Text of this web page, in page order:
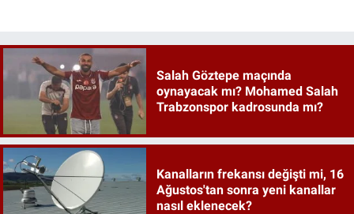
Salah Göztepe maçında
oynayacak mı? Mohamed Salah
Trabzonspor kadrosunda mı?
Kanalların frekansı değişti mi, 16
Ağustos'tan sonra yeni kanallar
nasıl eklenecek?